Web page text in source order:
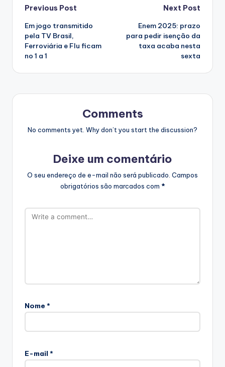
Post
navigation
Previous Post
Em jogo transmitido
pela TV Brasil,
Ferroviária e Flu ficam
no 1 a 1
Next Post
Enem 2025: prazo
para pedir isenção da
taxa acaba nesta
sexta
Comments
No comments yet. Why don’t you start the discussion?
Deixe um comentário
O seu endereço de e-mail não será publicado. Campos
obrigatórios são marcados com *
Nome *
E-mail *